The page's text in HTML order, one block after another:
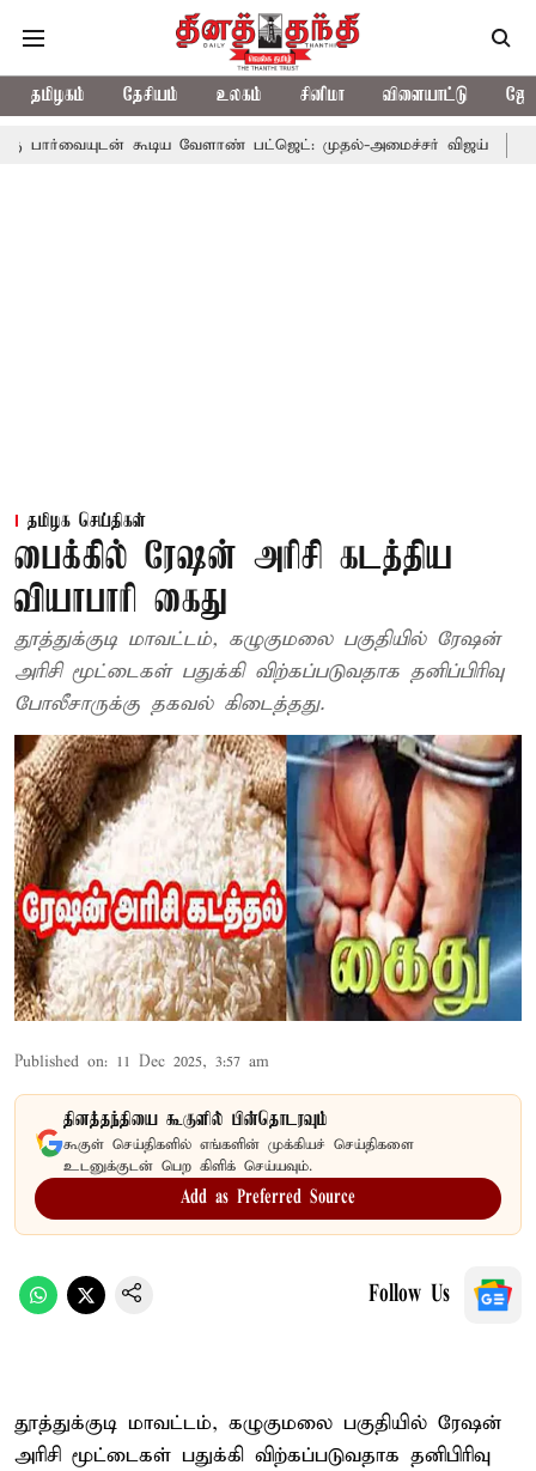
தமிழகம் தேசியம் உலகம் சினிமா விளையாட்டு
கூடிய வேளாண் பட்ஜெட்: முதல்-அமைச்சர் விஜய் தமிழக
தமிழக செய்திகள்
பைக்கில் ரேஷன் அரிசி கடத்திய
வியாபாரி கைது
தூத்துக்குடி மாவட்டம், கழுகுமலை பகுதியில் ரேஷன்
அரிசி மூட்டைகள் பதுக்கி விற்கப்படுவதாக தனிப்பிரிவு
போலீசாருக்கு தகவல் கிடைத்தது.
Published on: 11 Dec 2025, 3:57 am
தினத்தந்தியை கூகுளில் பின்தொடரவும்
கூகுள் செய்திகளில் எங்களின் முக்கியச் செய்திகளை
உடனுக்குடன் பெற கிளிக் செய்யவும்.
Add as Preferred Source
Follow Us
தூத்துக்குடி மாவட்டம், கழுகுமலை பகுதியில் ரேஷன்
அரிசி மூட்டைகள் பதுக்கி விற்கப்படுவதாக தனிபிரிவு